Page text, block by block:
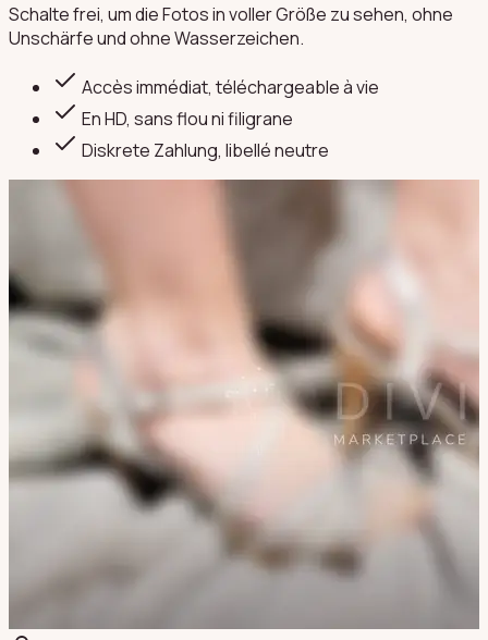
Schalte frei, um die Fotos in voller Größe zu sehen, ohne
Unschärfe und ohne Wasserzeichen.
Accès immédiat, téléchargeable à vie
En HD, sans flou ni filigrane
Diskrete Zahlung, libellé neutre